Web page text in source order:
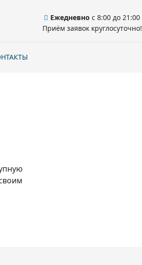
Ежедневно с 8:00 до 21:00
Приём заявок круглосуточно!